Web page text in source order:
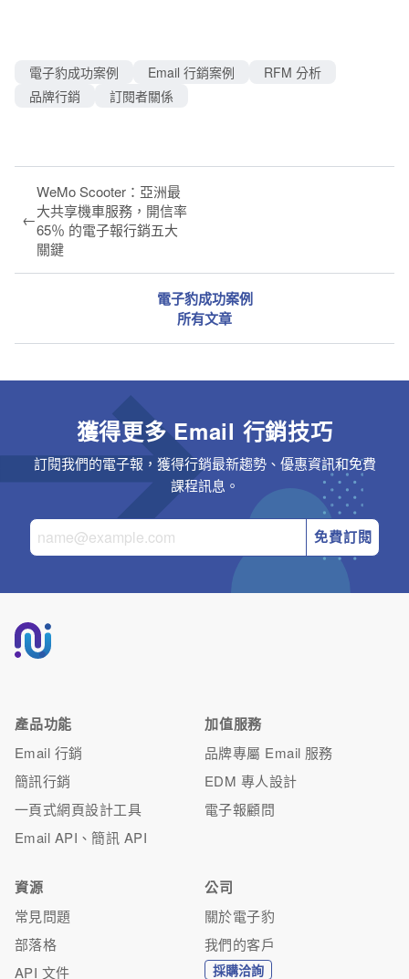
電子豹成功案例 Email 行銷案例
RFM 分析
品牌行銷
訂閱者關係
←
WeMo Scooter：亞洲最
大共享機車服務，開信率
65％ 的電子報行銷五大
關鍵
電子豹成功案例
所有文章
獲得更多 Email 行銷技巧
訂閱我們的電子報，獲得行銷最新趨勢、優惠資訊和免費
課程訊息。
免費訂閱
產品功能
Email 行銷
簡訊行銷
一頁式網頁設計工具
Email API、簡訊 API
加值服務
品牌專屬 Email 服務
EDM 專人設計
電子報顧問
資源
常見問題
部落格
API 文件
公司
關於電子豹
我們的客戶
採購洽詢